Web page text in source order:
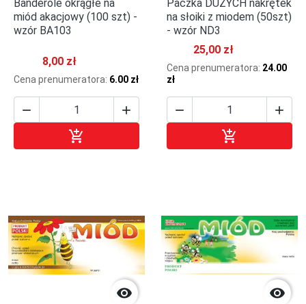
Banderole okrągłe na
miód akacjowy (100 szt) -
wzór BA103
8,00 zł
Cena prenumeratora: 6.00 zł
 

Paczka DUŻYCH nakrętek
na słoiki z miodem (50szt)
- wzór ND3
25,00 zł
Cena prenumeratora: 24.00
zł
 

 